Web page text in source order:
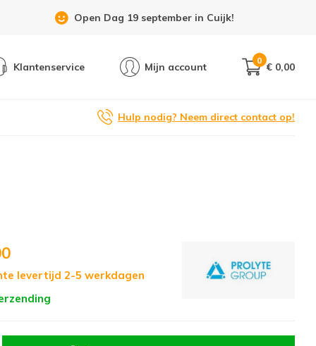
Open Dag 19 september in Cuijk!
Klantenservice Mijn account
0
€ 0,00
Hulp nodig? Neem direct contact op!
levertijd 2-5 werkdagen